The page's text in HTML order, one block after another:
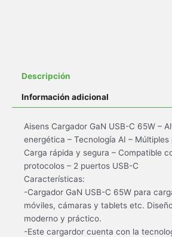
Descripción
Información adicional
Aisens Cargador GaN USB-C 65W –
energética – Tecnología AI –
Carga rápida y segura – Compatible
protocolos – 2 puertos USB-C
Características:
-Cargador GaN USB-C 65W para
móviles, cámaras y tablets etc.
moderno y práctico.
-Este cargardor cuenta con la